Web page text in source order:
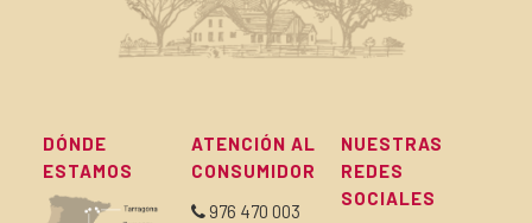
DÓNDE
ESTAMOS
ATENCIÓN AL
CONSUMIDOR
976 470 003
NUESTRAS
REDES
SOCIALES